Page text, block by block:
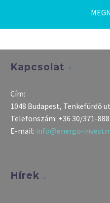
Kapcsolat
Cím:
1048 Budapest, Tenkefürdő
Telefonszám: +36 30/371-
E-mail: info@energo-
Hírek